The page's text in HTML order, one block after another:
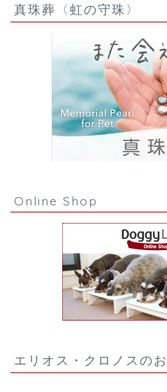
真珠葬〈虹の守珠〉
Online Shop
エリオス・クロノスの